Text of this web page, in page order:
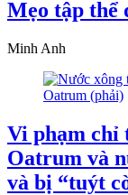
Mẹo tập thể
Minh Anh
Vi phạm chỉ
Oatrum và
và bị “tuýt